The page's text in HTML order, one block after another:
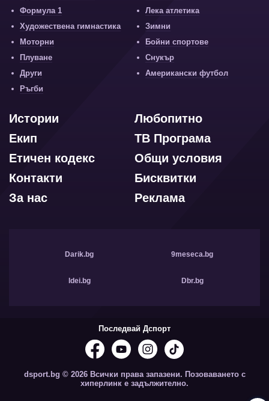
Формула 1
Лека атлетика
Художествена гимнастика
Зимни
Моторни
Бойни спортове
Плуване
Снукър
Други
Американски футбол
Ръгби
Любопитно
Истории
ТВ Програма
Екип
Общи условия
Етичен кодекс
Бисквитки
Контакти
Реклама
За нас
Darik.bg 9meseca.bg
Idei.bg Dbr.bg
Последвай Дспорт
dsport.bg © 2026 Всички права запазени. Позоваването с
хиперлинк е задължително.